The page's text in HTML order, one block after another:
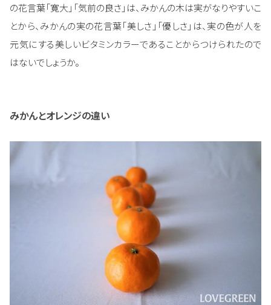
の花言葉「寛大」「気前の良さ」は、みかんの木は実がなりやすいこ
とから、みかんの実の花言葉「美しさ」「優しさ」は、実の色が人を
元気にする美しいビタミンカラーであることからつけられたので
はないでしょうか。
みかんとオレンジの違い